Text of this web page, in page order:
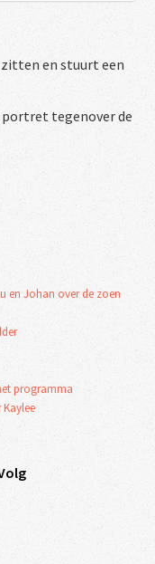
en stuurt een
tegenover de
en Johan over de zoen
programma